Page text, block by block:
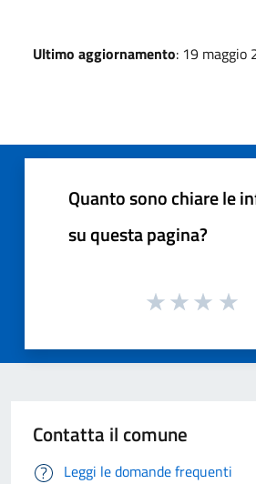
Ultimo aggiornamento: 19 maggio
Quanto sono chiare le
su questa pagina?
Contatta il comune
Leggi le domande frequenti